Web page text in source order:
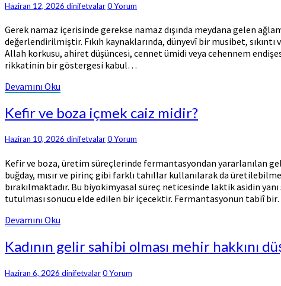
Bozmayan
Haziran 12, 2026 dinifetvalarComments
0 Yorum
Gerek namaz içerisinde gerekse namaz dışında meydana gelen
değerlendirilmiştir. Fıkıh kaynaklarında, dünyevî bir musibet,
Allah korkusu, ahiret düşüncesi, cennet ümidi veya cehennem
rikkatinin bir göstergesi kabul…
Devamını Oku
Kefir
ve
boza
içmek
midir?
Kefir ve boza içmek caiz midir?
Haziran 10, 2026 dinifetvalarComments
0 Yorum
Kefir ve boza, üretim süreçlerinde fermantasyondan yararlanılan
buğday, mısır ve pirinç gibi farklı tahıllar kullanılarak da
bırakılmaktadır. Bu biyokimyasal süreç neticesinde laktik asidin
tutulması sonucu elde edilen bir içecektir. Fermantasyonun tabiî
Devamını Oku
Kadının
gelir
olması
Kadının gelir sahibi olması mehir hakkını
Haziran 6, 2026 dinifetvalarComments
0 Yorum